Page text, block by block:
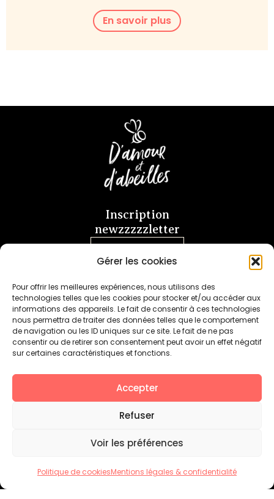
Gérer les cookies
Pour offrir les meilleures expériences, nous utilisons des
technologies telles que les cookies pour stocker et/ou accéder aux
informations des appareils. Le fait de consentir à ces technologies
nous permettra de traiter des données telles que le comportement
de navigation ou les ID uniques sur ce site. Le fait de ne pas
consentir ou de retirer son consentement peut avoir un effet négatif
sur certaines caractéristiques et fonctions.
Accepter
Refuser
Voir les préférences
Politique de cookiesMentions légales & confidentialité
En savoir plus
Inscription
newzzzzzletter
SAVONS DE SOIN & MIEL FABRIQUÉS
EN FRANCE AVEC
+
ARTISANAT FRANÇAIS